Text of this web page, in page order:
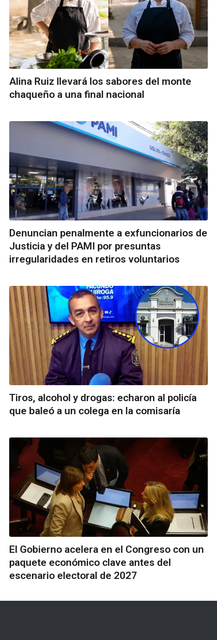
Alina Ruiz llevará los sabores del monte
chaqueño a una final nacional
Denuncian penalmente a exfuncionarios de
Justicia y del PAMI por presuntas
irregularidades en retiros voluntarios
Tiros, alcohol y drogas: echaron al policía
que baleó a un colega en la comisaría
El Gobierno acelera en el Congreso con un
paquete económico clave antes del
escenario electoral de 2027